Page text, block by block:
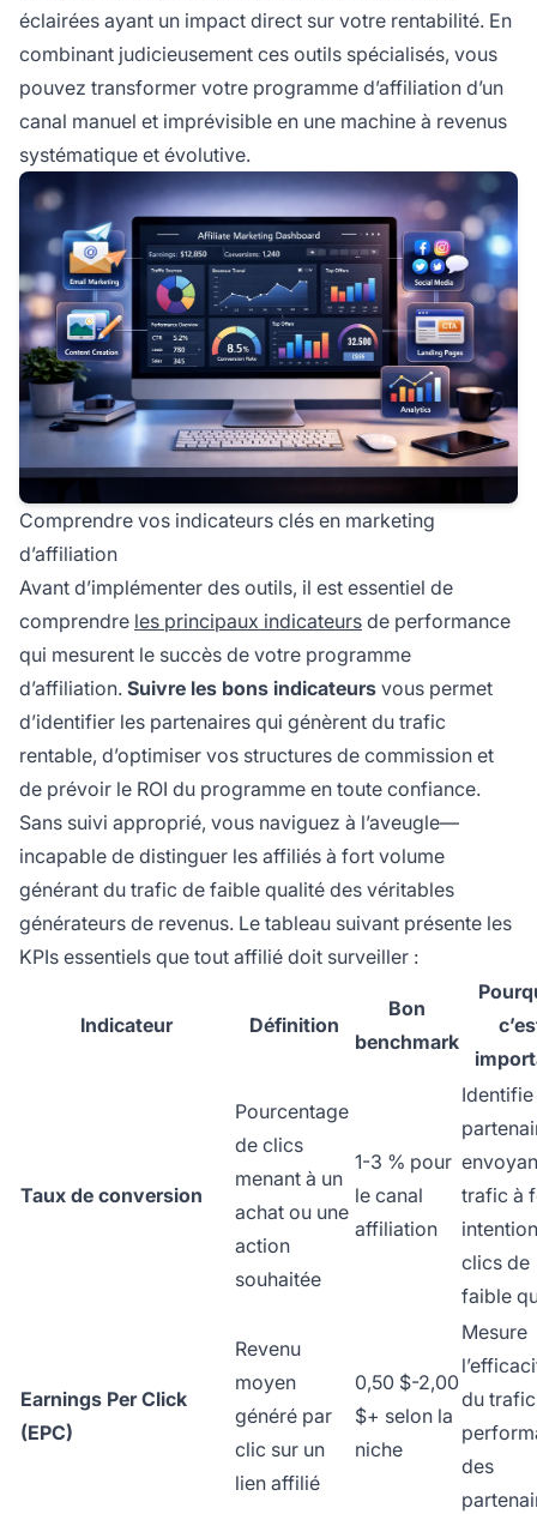
éclairées ayant un impact direct sur votre rentabilité. En
combinant judicieusement ces outils spécialisés, vous
pouvez transformer votre programme d’affiliation d’un
canal manuel et imprévisible en une machine à revenus
systématique et évolutive.
Comprendre vos indicateurs clés en marketing
d’affiliation
Avant d’implémenter des outils, il est essentiel de
comprendre les principaux indicateurs de performance
qui mesurent le succès de votre programme
d’affiliation. Suivre les bons indicateurs vous permet
d’identifier les partenaires qui génèrent du trafic
rentable, d’optimiser vos structures de commission et
de prévoir le ROI du programme en toute confiance.
Sans suivi approprié, vous naviguez à l’aveugle—
incapable de distinguer les affiliés à fort volume
générant du trafic de faible qualité des véritables
générateurs de revenus. Le tableau suivant présente les
KPIs essentiels que tout affilié doit surveiller :
Indicateur Définition
Bon
benchmark
Taux de conversion
Pourcentage
de clics
menant à un
achat ou une
action
souhaitée
1-3 % pour
le canal
affiliation
Identifie
trafic à
clics de
faible
Earnings Per Click
(EPC)
Revenu
moyen
généré par
clic sur un
lien affilié
0,50 $-2,00
$+ selon la
niche
Mesure
du
des